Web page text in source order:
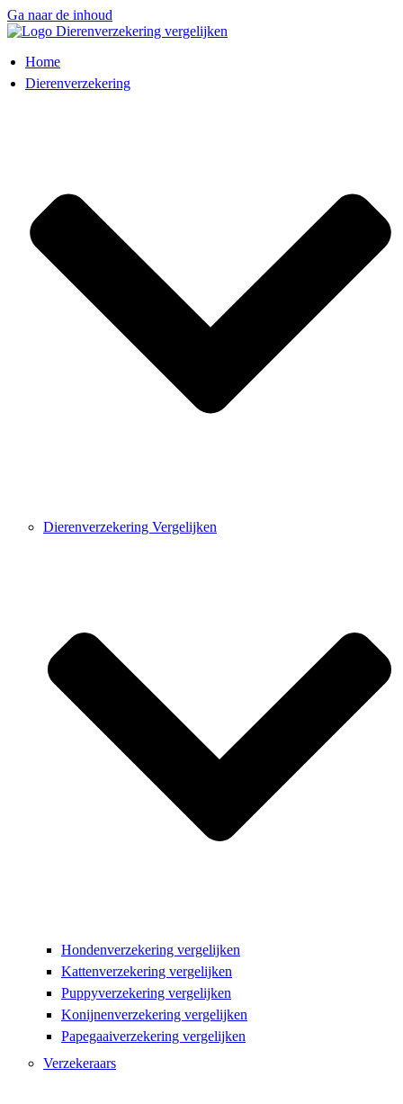
Ga naar de inhoud
Home
Dierenverzekering
Dierenverzekering Vergelijken
Hondenverzekering vergelijken
Kattenverzekering vergelijken
Puppyverzekering vergelijken
Konijnenverzekering vergelijken
Papegaaiverzekering vergelijken
Verzekeraars